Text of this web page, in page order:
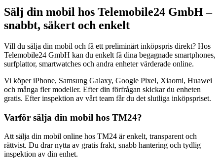
Sälj din mobil hos Telemobile24 GmbH –
snabbt, säkert och enkelt
Vill du sälja din mobil och få ett preliminärt inköpspris direkt? Hos
Telemobile24 GmbH kan du enkelt få dina begagnade smartphones,
surfplattor, smartwatches och andra enheter värderade online.
Vi köper iPhone, Samsung Galaxy, Google Pixel, Xiaomi, Huawei
och många fler modeller. Efter din förfrågan skickar du enheten
gratis. Efter inspektion av vårt team får du det slutliga inköpspriset.
Varför sälja din mobil hos TM24?
Att sälja din mobil online hos TM24 är enkelt, transparent och
rättvist. Du drar nytta av gratis frakt, snabb hantering och tydlig
inspektion av din enhet.